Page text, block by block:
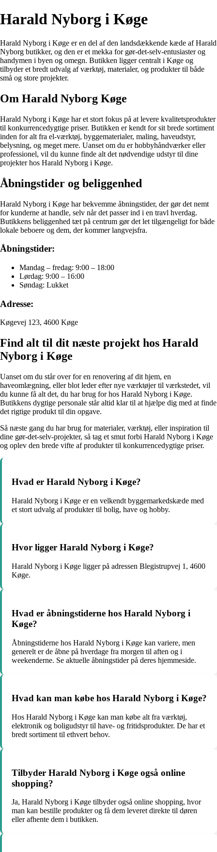
Harald Nyborg i Køge
Harald Nyborg i Køge er en del af den landsdækkende kæde af Harald
Nyborg butikker, og den er et mekka for gør-det-selv-entusiaster og
handymen i byen og omegn. Butikken ligger centralt i Køge og
tilbyder et bredt udvalg af værktøj, materialer, og produkter til både
små og store projekter.
Om Harald Nyborg Køge
Harald Nyborg i Køge har et stort fokus på at levere kvalitetsprodukter
til konkurrencedygtige priser. Butikken er kendt for sit brede sortiment
inden for alt fra el-værktøj, byggematerialer, maling, haveudstyr,
belysning, og meget mere. Uanset om du er hobbyhåndværker eller
professionel, vil du kunne finde alt det nødvendige udstyr til dine
projekter hos Harald Nyborg i Køge.
Åbningstider og beliggenhed
Harald Nyborg i Køge har bekvemme åbningstider, der gør det nemt
for kunderne at handle, selv når det passer ind i en travl hverdag.
Butikkens beliggenhed tæt på centrum gør det let tilgængeligt for både
lokale beboere og dem, der kommer langvejsfra.
Åbningstider:
Mandag – fredag: 9:00 – 18:00
Lørdag: 9:00 – 16:00
Søndag: Lukket
Adresse:
Køgevej 123, 4600 Køge
Find alt til dit næste projekt hos Harald
Nyborg i Køge
Uanset om du står over for en renovering af dit hjem, en
haveomlægning, eller blot leder efter nye værktøjer til værkstedet, vil
du kunne få alt det, du har brug for hos Harald Nyborg i Køge.
Butikkens dygtige personale står altid klar til at hjælpe dig med at finde
det rigtige produkt til din opgave.
Så næste gang du har brug for materialer, værktøj, eller inspiration til
dine gør-det-selv-projekter, så tag et smut forbi Harald Nyborg i Køge
og oplev den brede vifte af produkter til konkurrencedygtige priser.
Hvad er Harald Nyborg i Køge?
Harald Nyborg i Køge er en velkendt byggemarkedskæde med
et stort udvalg af produkter til bolig, have og hobby.
Hvor ligger Harald Nyborg i Køge?
Harald Nyborg i Køge ligger på adressen Blegistrupvej 1, 4600
Køge.
Hvad er åbningstiderne hos Harald Nyborg i
Køge?
Åbningstiderne hos Harald Nyborg i Køge kan variere, men
generelt er de åbne på hverdage fra morgen til aften og i
weekenderne. Se aktuelle åbningstider på deres hjemmeside.
Hvad kan man købe hos Harald Nyborg i Køge?
Hos Harald Nyborg i Køge kan man købe alt fra værktøj,
elektronik og boligudstyr til have- og fritidsprodukter. De har et
bredt sortiment til ethvert behov.
Tilbyder Harald Nyborg i Køge også online
shopping?
Ja, Harald Nyborg i Køge tilbyder også online shopping, hvor
man kan bestille produkter og få dem leveret direkte til døren
eller afhente dem i butikken.